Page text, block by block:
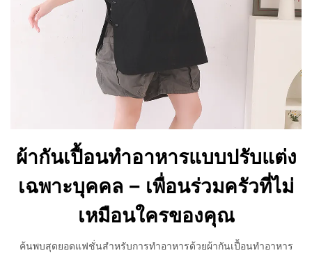
ผ้ากันเปื้อนทำอาหารแบบปรับแต่ง
เฉพาะบุคคล – เพื่อนร่วมครัวที่ไม่
เหมือนใครของคุณ
ค้นพบสุดยอดแฟชั่นสำหรับการทำอาหารด้วยผ้ากันเปื้อนทำอาหาร